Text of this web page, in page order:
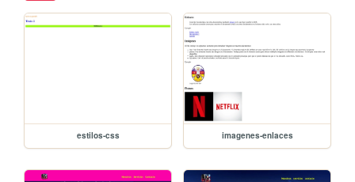
estilos-css imagenes-enlaces